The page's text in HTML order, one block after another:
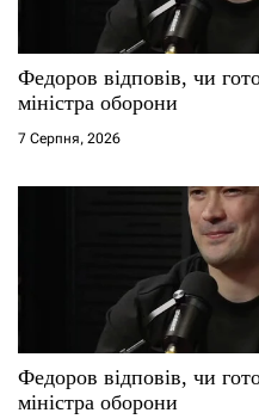
Федоров відповів, чи
міністра оборони
7 Серпня, 2026
Федоров відповів, чи
міністра оборони